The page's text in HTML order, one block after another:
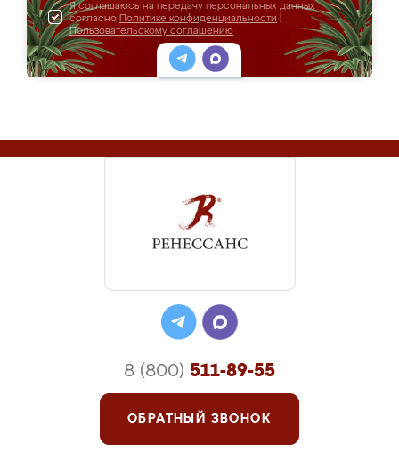
Я соглашаюсь на передачу персональных данных
согласно Политике конфиденциальности
Пользовательскому соглашению
8 (800) 511-89-55
ОБРАТНЫЙ ЗВОНОК